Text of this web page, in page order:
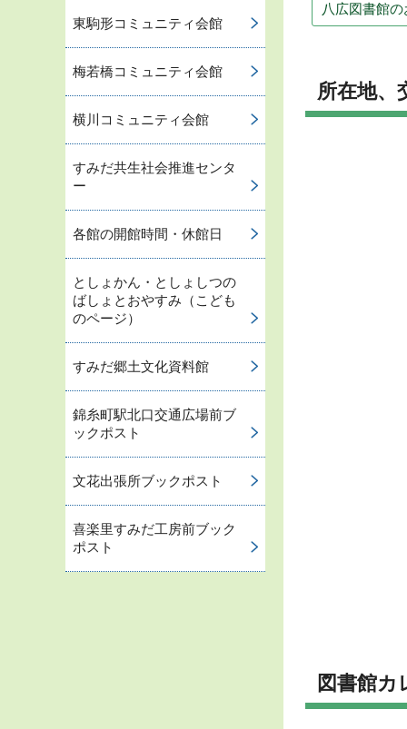
八広図書館
所在地、
図書館カ
東駒形コミュニティ会館
梅若橋コミュニティ会館
横川コミュニティ会館
すみだ共生社会推進センタ
ー
各館の開館時間・休館日
としょかん・としょしつの
ばしょとおやすみ（こども
のページ）
すみだ郷土文化資料館
錦糸町駅北口交通広場前ブ
ックポスト
文花出張所ブックポスト
喜楽里すみだ工房前ブック
ポスト